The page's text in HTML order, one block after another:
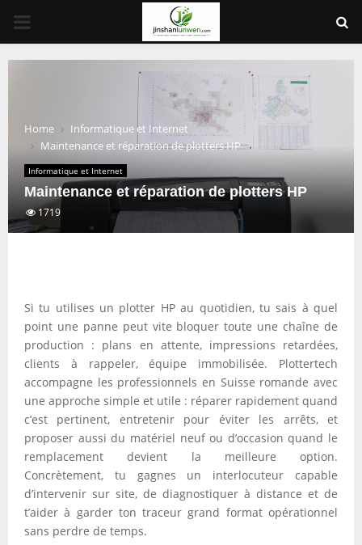
PRIMARY
MENU
Home
Informatique et Internet
Maintenance et réparation de plotters HP
Informatique et Internet
Maintenance et réparation de plotters HP
1719
Si tu utilises un plotter HP au quotidien, tu sais à quel
point une panne peut vite bloquer toute une chaîne de
production : plans en attente, impressions retardées,
clients à rappeler, équipe immobilisée. Plottertech
accompagne les professionnels en Suisse romande avec
une approche simple et utile : réparer rapidement quand
c’est pertinent, entretenir pour éviter les arrêts, et
proposer aussi du matériel neuf ou d’occasion quand le
remplacement devient la meilleure option.
Concrètement, tu gagnes un interlocuteur capable
d’intervenir sur site, de diagnostiquer à distance et de
t’aider à garder ton traceur grand format opérationnel
sans perdre de temps.